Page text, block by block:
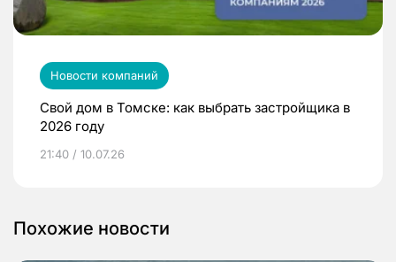
Новости компаний
Свой дом в Томске: как выбрать застройщика в
2026 году
21:40 / 10.07.26
Похожие новости